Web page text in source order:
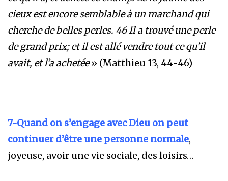
cieux est encore semblable à un marchand qui
cherche de belles perles. 46 Il a trouvé une perle
de grand prix; et il est allé vendre tout ce qu’il
avait, et l’a achetée» (Matthieu 13, 44-46)
7-Quand on s’engage avec Dieu on peut
continuer d’être une personne normale,
joyeuse, avoir une vie sociale, des loisirs…